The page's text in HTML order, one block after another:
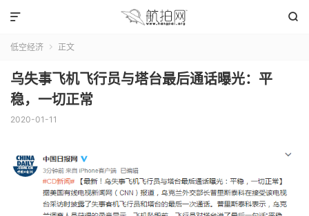


低空经济  正文
乌失事飞机飞行员与塔台最后通话曝光：平
稳，一切正常
2020-01-11